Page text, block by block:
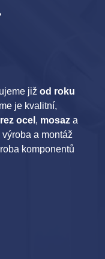
již od roku
je kvalitní,
ocel , mosaza
a montáž
komponentů